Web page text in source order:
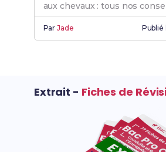
aux chevaux : tous nos
réussir.
ParJade Publié
Extrait - Fiches de